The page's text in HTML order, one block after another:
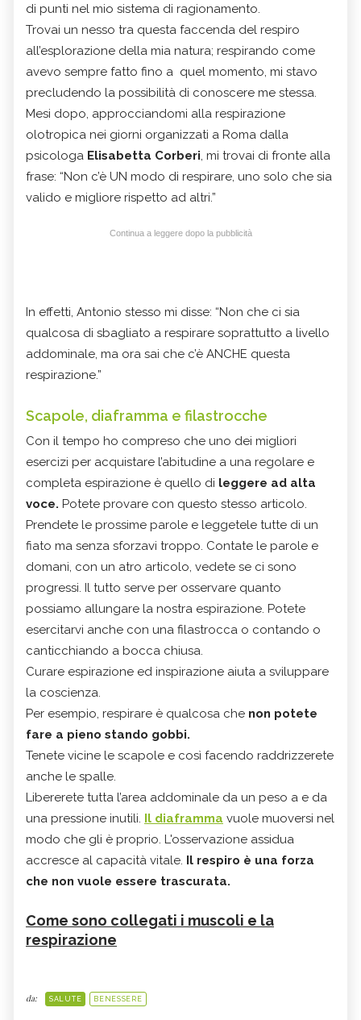
di punti nel mio sistema di ragionamento.
Trovai un nesso tra questa faccenda del respiro
all’esplorazione della mia natura; respirando come
avevo sempre fatto fino a quel momento, mi stavo
precludendo la possibilità di conoscere me stessa.
Mesi dopo, approcciandomi alla respirazione
olotropica nei giorni organizzati a Roma dalla
psicologa Elisabetta Corberi, mi trovai di fronte alla
frase: “Non c’è UN modo di respirare, uno solo che sia
valido e migliore rispetto ad altri.”
Continua a leggere dopo la pubblicità
In effetti, Antonio stesso mi disse: “Non che ci sia
qualcosa di sbagliato a respirare soprattutto a livello
addominale, ma ora sai che c’è ANCHE questa
respirazione.”
Scapole, diaframma e filastrocche
Con il tempo ho compreso che uno dei migliori
esercizi per acquistare l’abitudine a una regolare e
completa espirazione è quello di leggere ad alta
voce. Potete provare con questo stesso articolo.
Prendete le prossime parole e leggetele tutte di un
fiato ma senza sforzavi troppo. Contate le parole e
domani, con un atro articolo, vedete se ci sono
progressi. Il tutto serve per osservare quanto
possiamo allungare la nostra espirazione. Potete
esercitarvi anche con una filastrocca o contando o
canticchiando a bocca chiusa.
Curare espirazione ed inspirazione aiuta a sviluppare
la coscienza.
Per esempio, respirare è qualcosa che non potete
fare a pieno stando gobbi.
Tenete vicine le scapole e così facendo raddrizzerete
anche le spalle.
Libererete tutta l’area addominale da un peso a e da
una pressione inutili. Il diaframma vuole muoversi nel
modo che gli è proprio. L'osservazione assidua
accresce al capacità vitale. Il respiro è una forza
che non vuole essere trascurata.
Come sono collegati i muscoli e la
respirazione
da: SALUTE BENESSERE